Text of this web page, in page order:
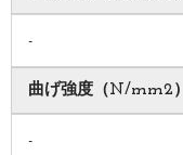
-
曲げ強度（N/mm2）
-